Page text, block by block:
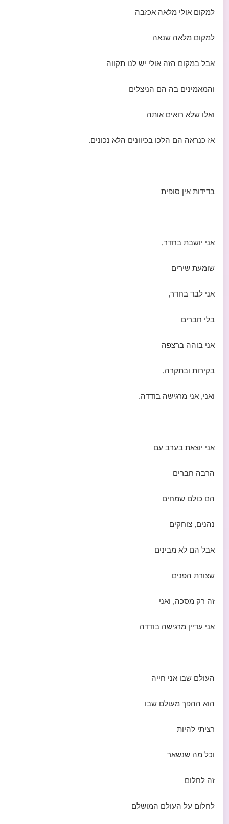
למקום אולי מלאה אכזבה
למקום מלאה שנאה
אבל במקום הזה אולי יש לנו תקווה
והמאמינים בה הם הניצלים
ואלו שלא רואים אותה
אז כנראה הם הלכו בכיוונים הלא נכונים.
בדידות אין סופית
אני יושבת בחדר,
שומעת שירים
אני לבד בחדר,
בלי חברים
אני בוהה ברצפה
בקירות ובתקרה,
ואני, אני מרגישה בודדה.
אני יוצאת בערב עם
הרבה חברים
הם כולם שמחים
נהנים, צוחקים
אבל הם לא מבינים
שצורת הפנים
זה רק מסכה, ואני
אני עדיין מרגישה בודדה
העולם שבו אני חייה
הוא ההפך מעולם שבו
רציתי להיות
וכל מה שנשאר
זה לחלום
לחלום על העולם המושלם